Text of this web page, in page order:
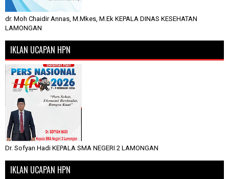
dr. Moh Chaidir Annas, M.Mkes, M.Ek KEPALA DINAS KESEHATAN
LAMONGAN
IKLAN UCAPAN HPN
Dr. Sofyan Hadi KEPALA SMA NEGERI 2 LAMONGAN
IKLAN UCAPAN HPN